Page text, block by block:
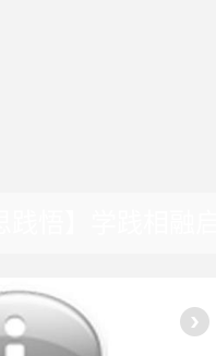
湖南园区